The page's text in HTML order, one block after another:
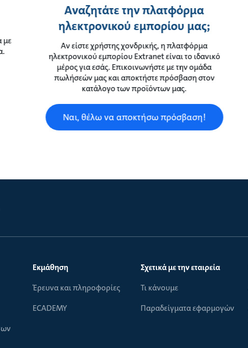
με
Αναζητάτε την πλατφόρμα
ηλεκτρονικού εμπορίου μας;
Αν είστε χρήστης χονδρικής, η πλατφόρμα
ηλεκτρονικού εμπορίου Extranet είναι το ιδανικό
μέρος για εσάς. Επικοινωνήστε με την ομάδα
πωλήσεών μας και αποκτήστε πρόσβαση στον
κατάλογο των προϊόντων μας.
Ναι, θέλω να αποκτήσω πρόσβαση!
Εκμάθηση
Έρευνα και πληροφορίες
ECADEMY
Σχετικά με την εταιρεία
Τι κάνουμε
Παραδείγματα εφαρμογών